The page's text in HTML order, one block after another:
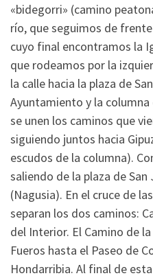
«bidegorri» (camino
río, que seguimos de
cuyo final encontramos la
que rodeamos por la
la calle hacia la plaza de
Ayuntamiento y la
se unen los caminos que
siguiendo juntos hacia
escudos de la columna).
saliendo de la plaza de
(Nagusia). En el cruce de
separan los dos caminos:
del Interior. El Camino de
Fueros hasta el Paseo de
Hondarribia. Al final de